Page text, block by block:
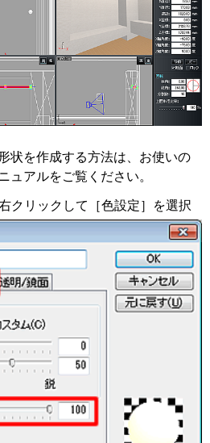
状を作成する方法は、お使いの
ュアルをご覧ください。
クリックして［色設定］を選択